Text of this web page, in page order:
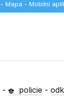
- Mapa - Mobilní
- policie -